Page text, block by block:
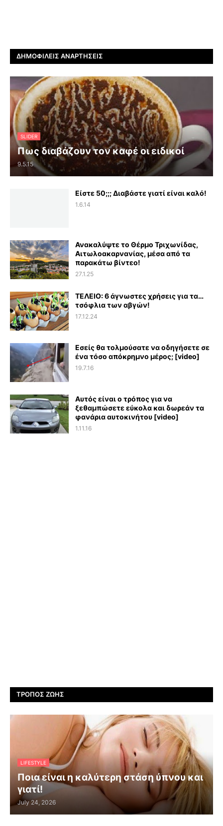
ΔΗΜΟΦΙΛΕΊΣ ΑΝΑΡΤΉΣΕΙΣ
SLIDER
Πως διαβάζουν τον καφέ οι ειδικοί
9.5.15
Είστε 50;;; Διαβάστε γιατί είναι καλό!
1.6.14
Ανακαλύψτε το Θέρμο Τριχωνίδας,
Αιτωλοακαρνανίας, μέσα από τα
παρακάτω βίντεο!
27.1.25
ΤΕΛΕΙΟ: 6 άγνωστες χρήσεις για τα…
τσόφλια των αβγών!
17.12.24
Εσείς θα τολμούσατε να οδηγήσετε σε
ένα τόσο απόκρημνο μέρος; [video]
19.7.16
Αυτός είναι ο τρόπος για να
ξεθαμπώσετε εύκολα και δωρεάν τα
φανάρια αυτοκινήτου [video]
1.11.16
ΤΡΌΠΟΣ ΖΩΉΣ
LIFESTYLE
Ποια είναι η καλύτερη στάση ύπνου και
γιατί!
July 24, 2026